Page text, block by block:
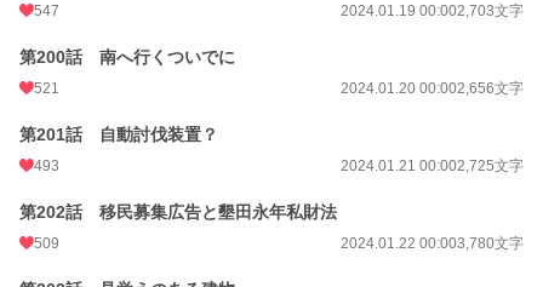
547 2024.01.19 00:002,703文字
第200話 南へ行くついでに
521 2024.01.20 00:002,656文字
第201話 自動討伐装置？
493 2024.01.21 00:002,725文字
第202話 移民募集広告と墾田永年私財法
509 2024.01.22 00:003,780文字